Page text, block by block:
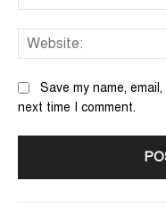
Save my name,
next time I comment.